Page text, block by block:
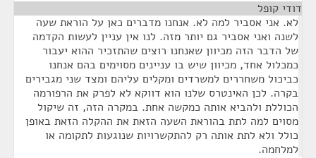
דודי קופל
לא. אני אסביר למה לא. אנחנו מדברים כאן על הוראת שעה
לשנה ואני אסביר גם יותר מזה. לנו אין עניין לעשות הקדמה
של הדבר הזה מכיוון שאנחנו רוצים שהתזכיר ההוא יעבור
כמכלול אחד, מכיוון שיש בו עניינים מסוימים בהם אנחנו
כביכול משחררים למשרדים ומקלים עליהם ומצד שני מגבירים
בקרה. לכן האינטרס שלנו הוא דווקא לא לפרק את הרפורמה
הכוללת ולהביא אותה כמקשה אחת. במקרה הזה, זה שיקול
מסוים למה לתת בהוראת השעה הזאת את ההקלה הזאת באופן
כולל ולא לתת אותה רק להתקשרויות שנוגעות לתקומה או
למלחמה.